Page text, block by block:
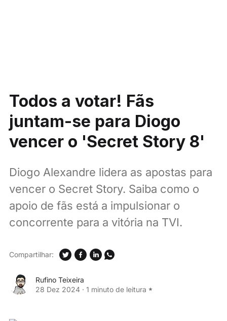
Todos a votar! Fãs
juntam-se para Diogo
vencer o 'Secret Story 8'
Diogo Alexandre lidera as apostas para
vencer o Secret Story. Saiba como o
apoio de fãs está a impulsionar o
concorrente para a vitória na TVI.
Rufino Teixeira
28 Dez 2024 · 1 minuto de leitura
Compartilhar: